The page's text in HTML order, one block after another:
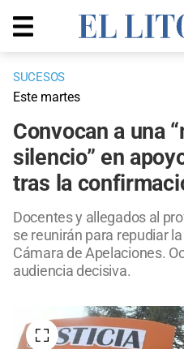
SUCESOS
Este martes
Convocan a una
silencio” en
tras la
Docentes y allegados al
se reunirán para repudiar
Cámara de Apelaciones.
audiencia decisiva.